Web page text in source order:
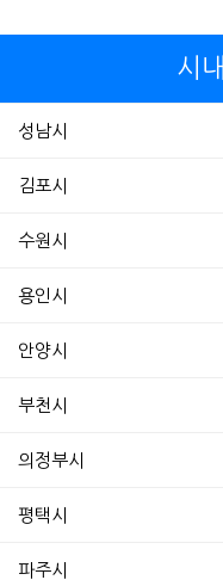
시
성남시
김포시
수원시
용인시
안양시
부천시
의정부시
평택시
파주시